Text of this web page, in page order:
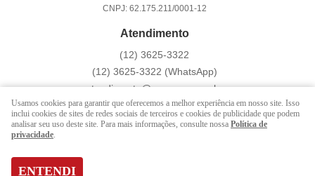
CNPJ: 62.175.211/0001-12
Atendimento
(12) 3625-3322
(12) 3625-3322 (WhatsApp)
atendimento@agaesse.com.br
LOJA VIRTUAL CRIADA POR
Usamos cookies para garantir que oferecemos a melhor experiência em nosso site. Isso
inclui cookies de sites de redes sociais de terceiros e cookies de publicidade que podem
analisar seu uso deste site. Para mais informações, consulte nossa Política de
privacidade.
ENTENDI